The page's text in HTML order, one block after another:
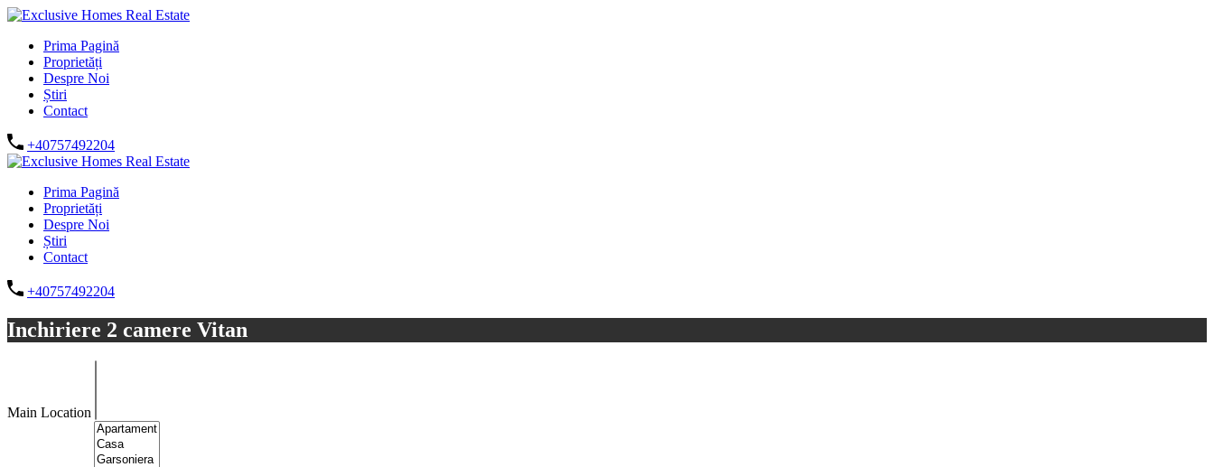
Prima Pagină
Proprietăți
Despre Noi
Știri
Contact
+40757492204
Prima Pagină
Proprietăți
Despre Noi
Știri
Contact
+40757492204
Inchiriere 2 camere Vitan
Main Location